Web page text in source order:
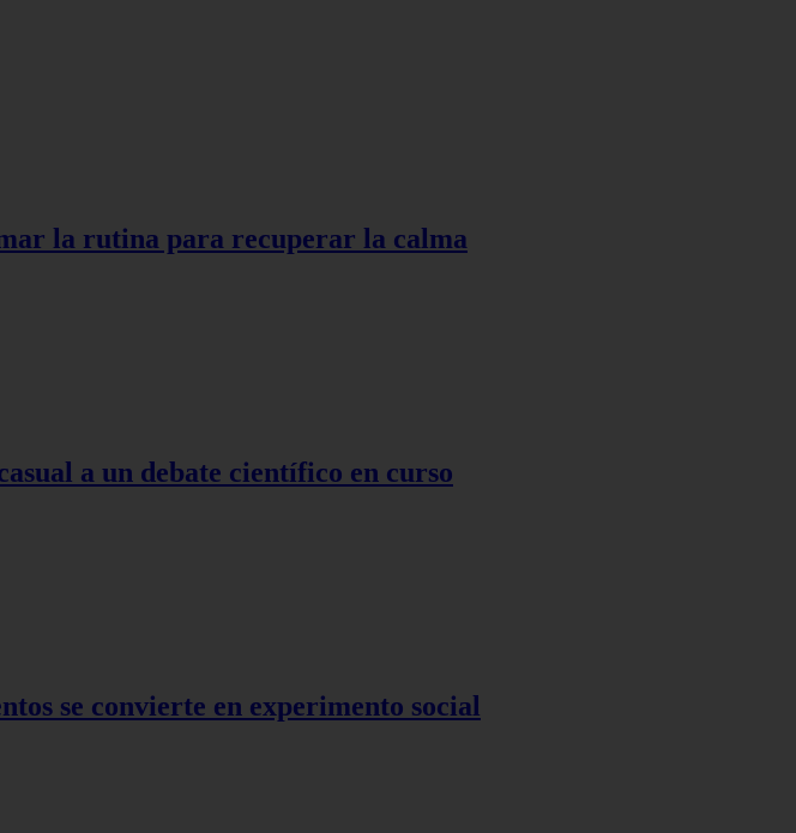
la rutina para recuperar la calma
a un debate científico en curso
se convierte en experimento social